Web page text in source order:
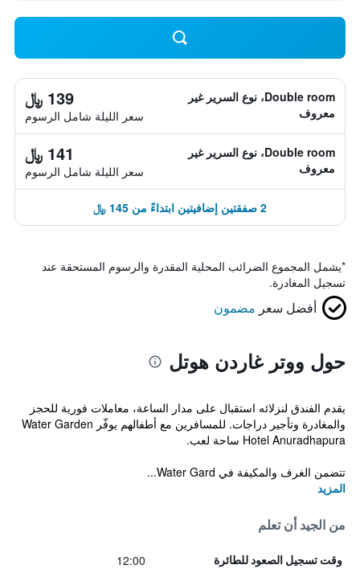
Double room، نوع السرير غير
معروف
139 ﷼
سعر الليلة شامل الرسوم
Double room، نوع السرير غير
معروف
141 ﷼
سعر الليلة شامل الرسوم
2 صفقتين إضافيتين ابتداءً من 145 ﷼
*يشمل المجموع الضرائب المحلية المقدرة والرسوم المستحقة عند
تسجيل المغادرة.
أفضل سعر مضمون
حول ووتر غاردن هوتل
يقدم الفندق لنزلائه استقبال على مدار الساعة، معاملات فورية للحجز
والمغادرة وتأجير دراجات. للمسافرين مع أطفالهم يوفّر Water Garden
Hotel Anuradhapura ساحة لعب.
تتضمن الغرف والمكيفة في Water Gard...
المزيد
من الجيد أن تعلم
وقت تسجيل الصعود للطائرة 12:00